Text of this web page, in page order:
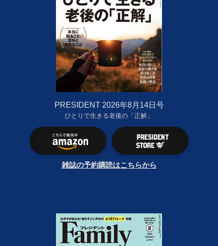
PRESIDENT 2026年8月14日号
ひとりで生きる老後の「正解」
雑誌の予約購読はこちらから